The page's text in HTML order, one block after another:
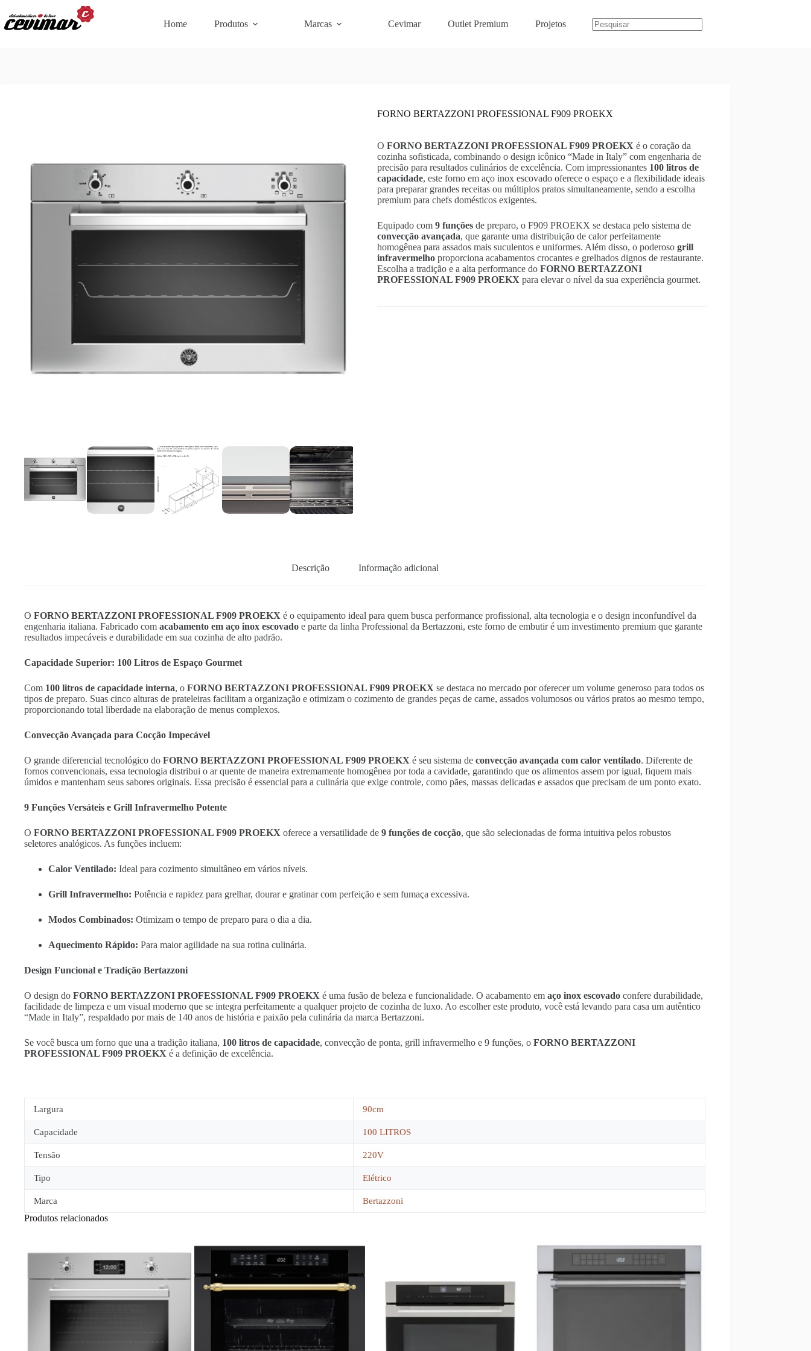
Home Produtos Marcas Cevimar Outlet Premium Projetos
FORNO BERTAZZONI PROFESSIONAL F909 PROEKX
O FORNO BERTAZZONI PROFESSIONAL F909 PROEKX é o coração da
cozinha sofisticada, combinando o design icônico “Made in Italy” com engenharia de
precisão para resultados culinários de excelência. Com impressionantes 100 litros de
capacidade, este forno em aço inox escovado oferece o espaço e a flexibilidade ideais
para preparar grandes receitas ou múltiplos pratos simultaneamente, sendo a escolha
premium para chefs domésticos exigentes.
Equipado com 9 funçõesde preparo, o F909 PROEKX se destaca pelo sistema de
convecção avançada, que garante uma distribuição de calor perfeitamente
homogênea para assados mais suculentos e uniformes. Além disso, o poderoso grill
infravermelhoproporciona acabamentos crocantes e grelhados dignos de restaurante.
Escolha a tradição e a alta performance do FORNO BERTAZZONI
PROFESSIONAL F909 PROEKX para elevar o nível da sua experiência gourmet.
Descrição Informação adicional
O FORNO BERTAZZONI PROFESSIONAL F909 PROEKX é o equipamento ideal para quem busca performance profissional, alta tecnologia e o design inconfundível da
engenharia italiana. Fabricado com acabamento em aço inox escovado e parte da linha Professional da Bertazzoni, este forno de embutir é um investimento premium que garante
resultados impecáveis e durabilidade em sua cozinha de alto padrão.
Capacidade Superior: 100 Litros de Espaço Gourmet
Com 100 litros de capacidade interna, o FORNO BERTAZZONI PROFESSIONAL F909 PROEKX se destaca no mercado por oferecer um volume generoso para todos os
tipos de preparo. Suas cinco alturas de prateleiras facilitam a organização e otimizam o cozimento de grandes peças de carne, assados volumosos ou vários pratos ao mesmo tempo,
proporcionando total liberdade na elaboração de menus complexos.
Convecção Avançada para Cocção Impecável
O grande diferencial tecnológico do FORNO BERTAZZONI PROFESSIONAL F909 PROEKX é seu sistema de convecção avançada com calor ventilado. Diferente de
fornos convencionais, essa tecnologia distribui o ar quente de maneira extremamente homogênea por toda a cavidade, garantindo que os alimentos assem por igual, fiquem mais
úmidos e mantenham seus sabores originais. Essa precisão é essencial para a culinária que exige controle, como pães, massas delicadas e assados que precisam de um ponto exato.
9 Funções Versáteis e Grill Infravermelho Potente
O FORNO BERTAZZONI PROFESSIONAL F909 PROEKX oferece a versatilidade de 9 funções de cocção, que são selecionadas de forma intuitiva pelos robustos
seletores analógicos. As funções incluem:
Calor Ventilado: Ideal para cozimento simultâneo em vários níveis.
Grill Infravermelho: Potência e rapidez para grelhar, dourar e gratinar com perfeição e sem fumaça excessiva.
Modos Combinados: Otimizam o tempo de preparo para o dia a dia.
Aquecimento Rápido: Para maior agilidade na sua rotina culinária.
Design Funcional e Tradição Bertazzoni
O design do FORNO BERTAZZONI PROFESSIONAL F909 PROEKX é uma fusão de beleza e funcionalidade. O acabamento em aço inox escovado confere durabilidade,
facilidade de limpeza e um visual moderno que se integra perfeitamente a qualquer projeto de cozinha de luxo. Ao escolher este produto, você está levando para casa um autêntico
“Made in Italy”, respaldado por mais de 140 anos de história e paixão pela culinária da marca Bertazzoni.
Se você busca um forno que una a tradição italiana, 100 litros de capacidade, convecção de ponta, grill infravermelho e 9 funções, o FORNO BERTAZZONI
PROFESSIONAL F909 PROEKX é a definição de excelência.
Largura 90cm
Capacidade 100 LITROS
Tensão 220V
Tipo Elétrico
Marca Bertazzoni
Produtos relacionados